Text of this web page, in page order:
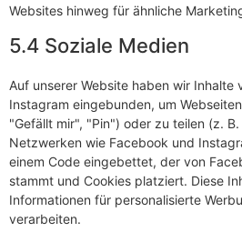
Websites hinweg für ähnliche
5.4 Soziale Medien
Auf unserer Website haben wir Inhalte
Instagram eingebunden, um
"Gefällt mir", "Pin") oder zu teilen (z.
Netzwerken wie Facebook und
einem Code eingebettet, der von
stammt und Cookies platziert. Diese
Informationen für personalisierte
verarbeiten.